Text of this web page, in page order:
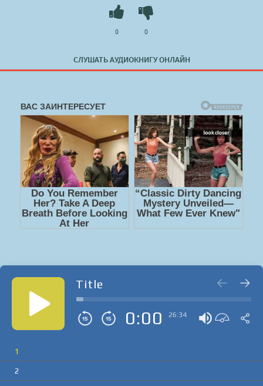
СЛУШАТЬ АУДИОКНИГУ ОНЛАЙН
0 0
Title
0:00 26:34
1
2